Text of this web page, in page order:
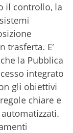
il controllo, la
trasferta. E’
la Pubblica
integrato
gli obiettivi
chiare e